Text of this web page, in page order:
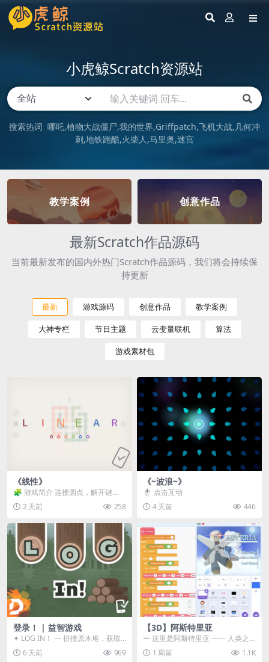
小虎鲸Scratch资源站
搜索热词 哪吒 植物大战僵尸 我的世界 Griffpatch 飞机大战 几何冲
刺 地铁跑酷 火柴人 马里奥 迷宫
教学案例 创意作品
最新Scratch作品源码
当前最新发布的国内外热门Scratch作品源码，我们将会持续保
持更新
最新 游戏源码 创意作品 教学案例
大神专栏 节日主题 云变量联机 算法
游戏素材包
《线性》
🧩 游戏简介 连接圆点，解开谜
题。 ⚠️ 重要提示 所有关卡均可通
关，请确保使用...
2 天前 258
《~波浪~》
🖱️ 点击互动
4 天前
446
登录！ | 益智游戏
✦ LOG IN！ — 拼接原木堆，获取
分数！ ᑕ☲◎ ᑕ☲◎ ᑕ☲◎ ᑕ☲◎ ...
6 天前 969
【3D】阿斯特里亚
ー 这里是阿斯特里亚 —— 人类之
罪与未来希望交汇之地 📖 游戏简
介 《阿斯特里...
1 周前 1.1K